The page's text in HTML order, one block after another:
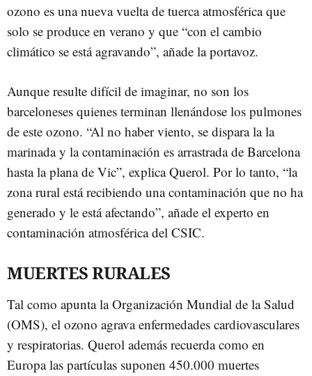
ozono es una nueva vuelta de tuerca atmosférica que
solo se produce en verano y que “con el cambio
climático se está agravando”, añade la portavoz.
Aunque resulte difícil de imaginar, no son los
barceloneses quienes terminan llenándose los pulmones
de este ozono. “Al no haber viento, se dispara la la
marinada y la contaminación es arrastrada de Barcelona
hasta la plana de Vic”, explica Querol. Por lo tanto, “la
zona rural está recibiendo una contaminación que no ha
generado y le está afectando”, añade el experto en
contaminación atmosférica del CSIC.
MUERTES RURALES
Tal como apunta la Organización Mundial de la Salud
(OMS), el ozono agrava enfermedades cardiovasculares
y respiratorias. Querol además recuerda como en
Europa las partículas suponen 450.000 muertes